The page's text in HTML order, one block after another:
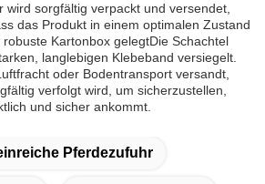
wird sorgfältig verpackt und versendet,
das Produkt in einem optimalen Zustand
Kartonbox gelegtDie Schachtel
langlebigen Klebeband versiegelt.
oder Bodentransport versandt,
verfolgt wird, um sicherzustellen,
und sicher ankommt.
Pferdezufuhr